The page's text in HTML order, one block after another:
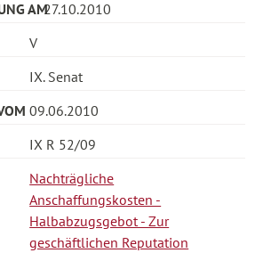
27.10.2010
V
IX. Senat
09.06.2010
IX R 52/09
Nachträgliche
Anschaffungskosten -
Halbabzugsgebot - Zur
geschäftlichen Reputation